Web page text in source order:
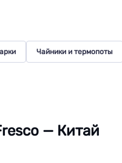
Чайники и термопоты
— Китай